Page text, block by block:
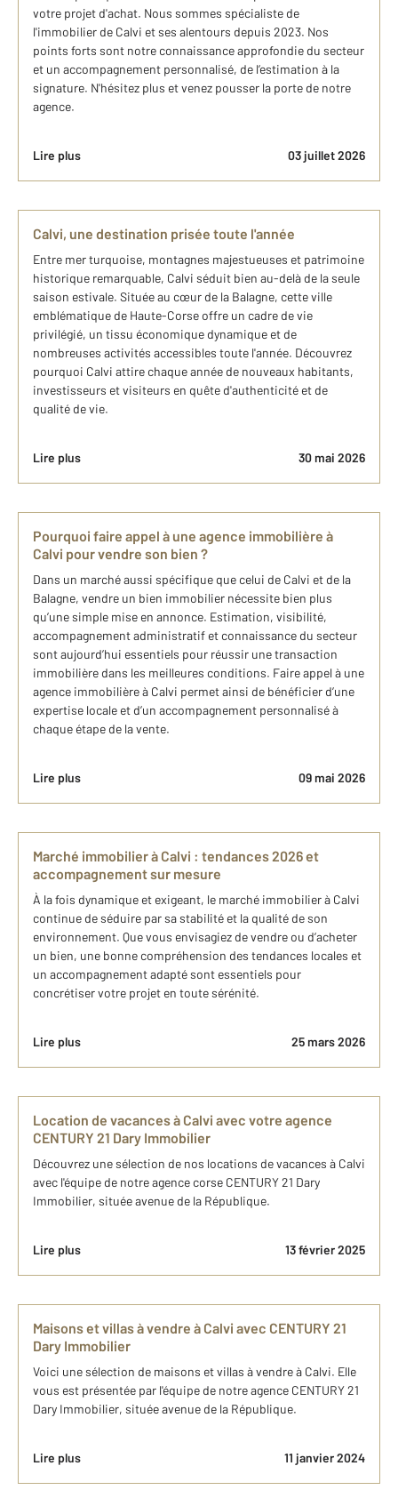
votre projet d'achat. Nous sommes spécialiste de
l'immobilier de Calvi et ses alentours depuis 2023. Nos
points forts sont notre connaissance approfondie du secteur
et un accompagnement personnalisé, de l’estimation à la
signature. N'hésitez plus et venez pousser la porte de notre
agence.
Lire plus 03 juillet 2026
Calvi, une destination prisée toute l'année
Entre mer turquoise, montagnes majestueuses et patrimoine
historique remarquable, Calvi séduit bien au-delà de la seule
saison estivale. Située au cœur de la Balagne, cette ville
emblématique de Haute-Corse offre un cadre de vie
privilégié, un tissu économique dynamique et de
nombreuses activités accessibles toute l'année. Découvrez
pourquoi Calvi attire chaque année de nouveaux habitants,
investisseurs et visiteurs en quête d'authenticité et de
qualité de vie.
Lire plus 30 mai 2026
Pourquoi faire appel à une agence immobilière à
Calvi pour vendre son bien ?
Dans un marché aussi spécifique que celui de Calvi et de la
Balagne, vendre un bien immobilier nécessite bien plus
qu’une simple mise en annonce. Estimation, visibilité,
accompagnement administratif et connaissance du secteur
sont aujourd’hui essentiels pour réussir une transaction
immobilière dans les meilleures conditions. Faire appel à une
agence immobilière à Calvi permet ainsi de bénéficier d’une
expertise locale et d’un accompagnement personnalisé à
chaque étape de la vente.
Lire plus 09 mai 2026
Marché immobilier à Calvi : tendances 2026 et
accompagnement sur mesure
À la fois dynamique et exigeant, le marché immobilier à Calvi
continue de séduire par sa stabilité et la qualité de son
environnement. Que vous envisagiez de vendre ou d’acheter
un bien, une bonne compréhension des tendances locales et
un accompagnement adapté sont essentiels pour
concrétiser votre projet en toute sérénité.
Lire plus 25 mars 2026
Location de vacances à Calvi avec votre agence
CENTURY 21 Dary Immobilier
Découvrez une sélection de nos locations de vacances à Calvi
avec l'équipe de notre agence corse CENTURY 21 Dary
Immobilier, située avenue de la République.
Lire plus 13 février 2025
Maisons et villas à vendre à Calvi avec CENTURY 21
Dary Immobilier
Voici une sélection de maisons et villas à vendre à Calvi. Elle
vous est présentée par l'équipe de notre agence CENTURY 21
Dary Immobilier, située avenue de la République.
Lire plus 11 janvier 2024